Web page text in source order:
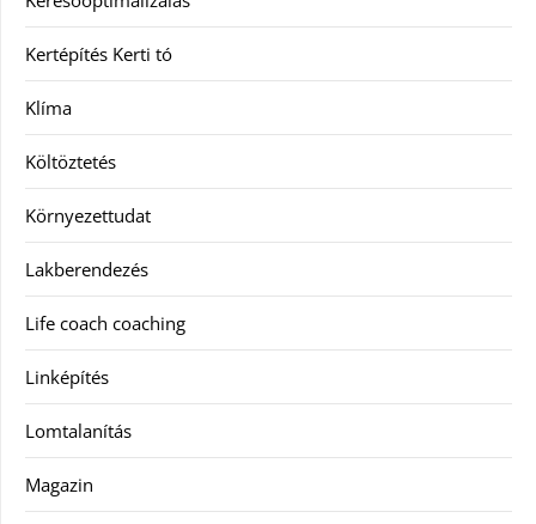
Kertépítés Kerti tó
Klíma
Költöztetés
Környezettudat
Lakberendezés
Life coach coaching
Linképítés
Lomtalanítás
Magazin